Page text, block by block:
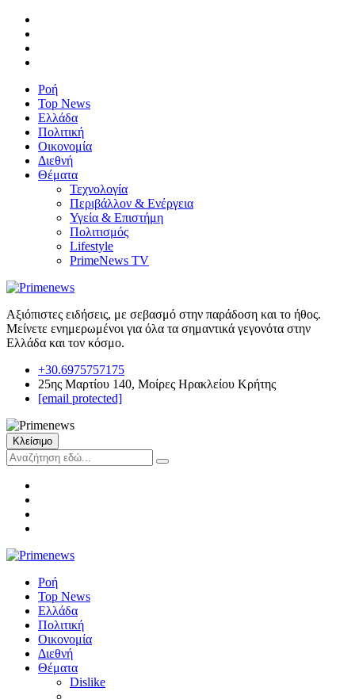
Ροή
Top News
Ελλάδα
Πολιτική
Οικονομία
Διεθνή
Θέματα
Τεχνολογία
Περιβάλλον & Ενέργεια
Υγεία & Επιστήμη
Πολιτισμός
Lifestyle
PrimeNews TV
Αξιόπιστες ειδήσεις, με σεβασμό στην παράδοση και το ήθος.
Μείνετε ενημερωμένοι για όλα τα σημαντικά γεγονότα στην
Ελλάδα και τον κόσμο.
+30.6975757175
25ης Μαρτίου 140, Μοίρες Ηρακλείου Κρήτης
[email protected]
Κλείσιμο
Ροή
Top News
Ελλάδα
Πολιτική
Οικονομία
Διεθνή
Θέματα
Dislike